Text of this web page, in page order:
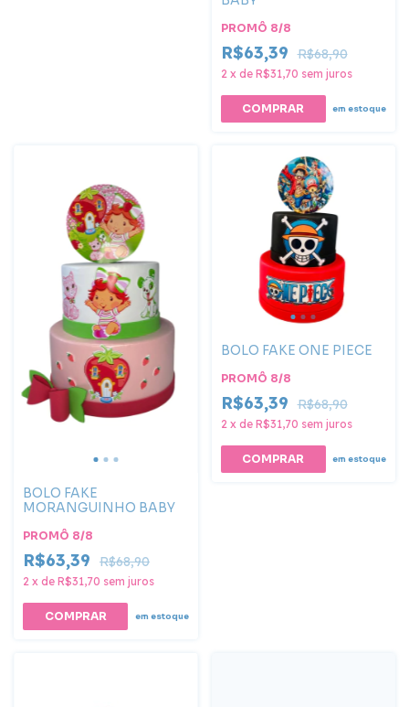
PROMÔ 8/8
R$63,39 R$68,90
2 x de R$31,70 sem juros
em estoque
BOLO FAKE
MORANGUINHO BABY
PROMÔ 8/8
R$63,39 R$68,90
2 x de R$31,70 sem juros
em estoque
BOLO FAKE ONE PIECE
PROMÔ 8/8
R$63,39 R$68,90
2 x de R$31,70 sem juros
COMPRAR em estoque